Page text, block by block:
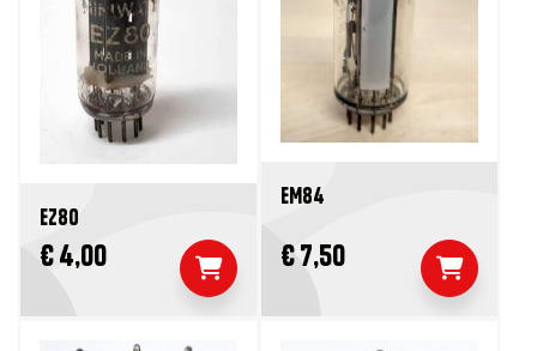
EZ80
€ 4,00
EM84
€ 7,50